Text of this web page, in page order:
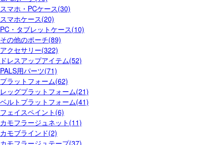
スマホ・PCケース(30)
スマホケース(20)
PC・タブレットケース(10)
その他のポーチ(89)
アクセサリー(322)
ドレスアップアイテム(52)
PALS用パーツ(71)
プラットフォーム(62)
レッグプラットフォーム(21)
ベルトプラットフォーム(41)
フェイスペイント(6)
カモフラージュネット(11)
カモブラインド(2)
カモフラージュテープ(37)